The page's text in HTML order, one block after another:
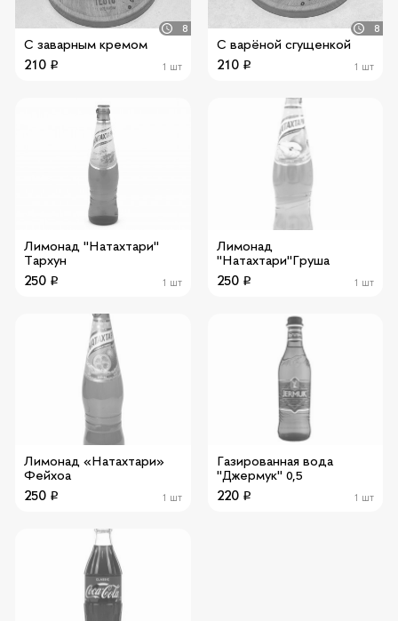
8
С заварным кремом
210 1 шт
8
С варёной сгущенкой
210 1 шт
Лимонад "Натахтари"
Тархун
250 1 шт
Лимонад
"Натахтари"Груша
250 1 шт
Лимонад «Натахтари»
Фейхоа
250 1 шт
Газированная вода
"Джермук" 0,5
220 1 шт